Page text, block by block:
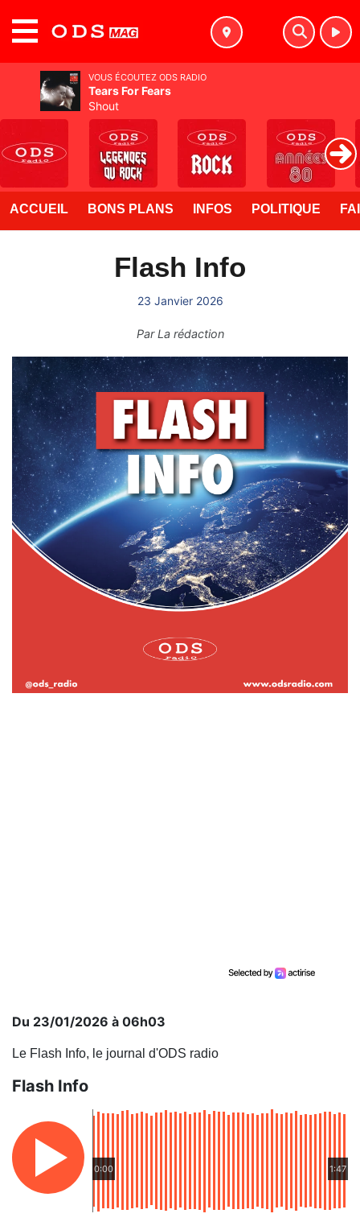
ACCUEIL BONS PLANS INFOS POLITIQUE
Flash Info
23 Janvier 2026
ParLa rédaction
Du 23/01/2026 à 06h03
Le Flash Info, le journal d'ODS radio
Flash Info
0:00 1:47
VOUS ÉCOUTEZ ODS RADIO
Tears For Fears
Shout